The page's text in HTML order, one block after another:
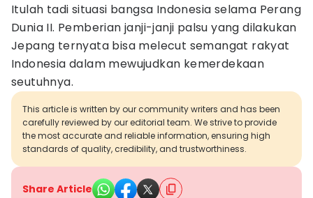
Itulah tadi situasi bangsa Indonesia selama Perang
Dunia II. Pemberian janji-janji palsu yang dilakukan
Jepang ternyata bisa melecut semangat rakyat
Indonesia dalam mewujudkan kemerdekaan
seutuhnya.
This article is written by our community writers and has been
carefully reviewed by our editorial team. We strive to provide
the most accurate and reliable information, ensuring high
standards of quality, credibility, and trustworthiness.
Share Article